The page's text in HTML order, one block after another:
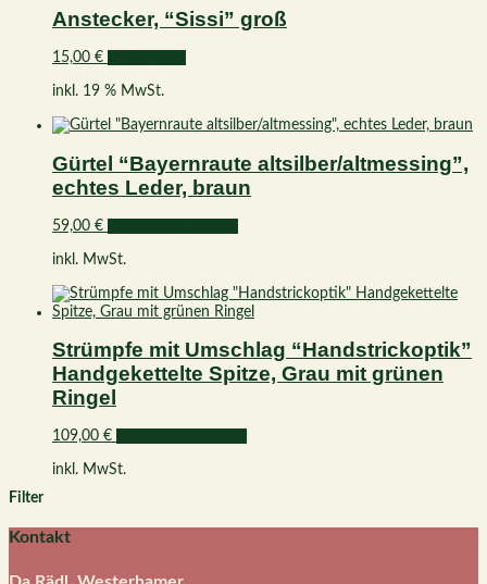
Anstecker, “Sissi” groß
15,00 €
inkl. 19 % MwSt.
Gürtel “Bayernraute altsilber/altmessing”,
echtes Leder, braun
59,00 €
Varianten
auf.
Optionen
können
Produktseite
gewählt
inkl. MwSt.
Strümpfe mit Umschlag “Handstrickoptik”
Handgekettelte Spitze, Grau mit grünen
Ringel
109,00 €
auf.
inkl. MwSt.
Filter
Kontakt